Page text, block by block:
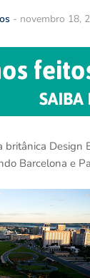
- novembro 18,
Design
Barcelona e